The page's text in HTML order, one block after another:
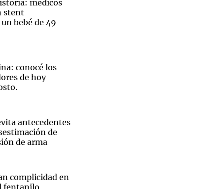
médicos
stent
bebé de 49
conocé los
de hoy
antecedentes
de
de arma
complicidad en
fentanilo